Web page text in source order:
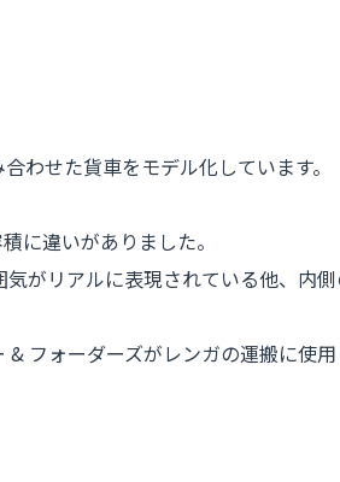
わせた貨車をモデル化しています。
に違いがありました。
がリアルに表現されている他、内
フォーダーズがレンガの運搬に使